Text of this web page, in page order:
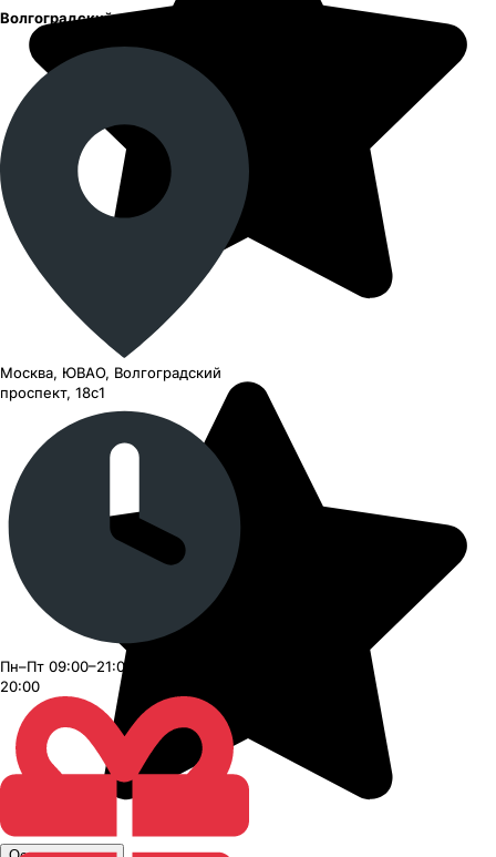
Волгоградский проспект
Москва, ЮВАО, Волгоградский
проспект, 18с1
Пн–Пт 09:00–21:00, Сб–Вс 09:00–
20:00